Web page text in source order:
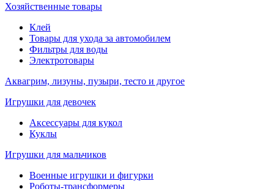
Хозяйственные товары
Клей
Товары для ухода за автомобилем
Фильтры для воды
Электротовары
Аквагрим, лизуны, пузыри, тесто и другое
Игрушки для девочек
Аксессуары для кукол
Куклы
Игрушки для мальчиков
Военные игрушки и фигурки
Роботы-трансформеры